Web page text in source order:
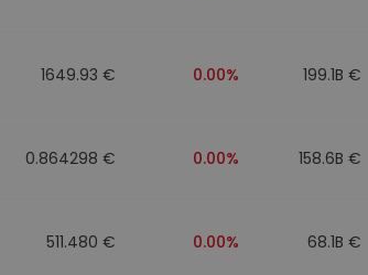
1649.93 € 0.00% 199.1B €
0.864298 € 0.00% 158.6B €
511.480 € 0.00% 68.1B €